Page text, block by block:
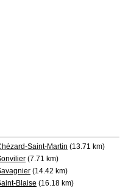
Saint-Martin (13.71 km)
(7.71 km)
(14.42 km)
Blaise (16.18 km)